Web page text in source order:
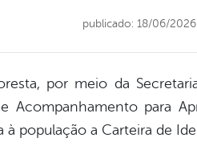
publicado: 18/06/
por meio da
Acompanhamento para
à população a Carteira de